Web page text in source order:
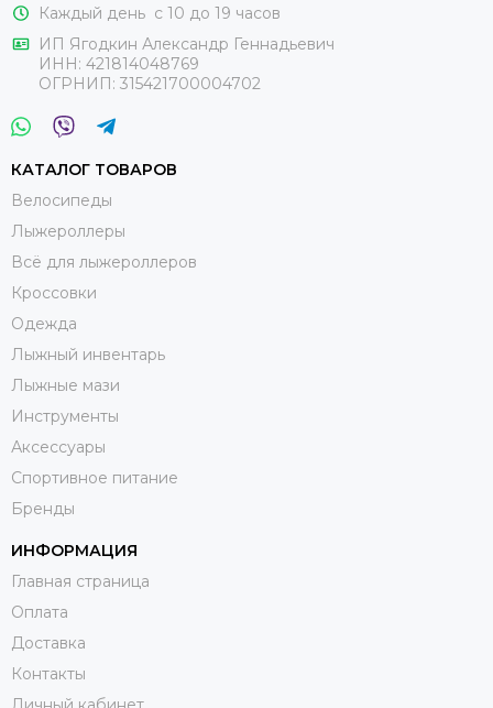
Каждый день с 10 до 19 часов
ИП Ягодкин Александр Геннадьевич
ИНН: 421814048769
ОГРНИП: 315421700004702
КАТАЛОГ ТОВАРОВ
Велосипеды
Лыжероллеры
Всё для лыжероллеров
Кроссовки
Одежда
Лыжный инвентарь
Лыжные мази
Инструменты
Аксессуары
Спортивное питание
Бренды
ИНФОРМАЦИЯ
Главная страница
Оплата
Доставка
Контакты